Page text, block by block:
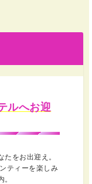
ルへお迎
をお出迎え。
ティーを楽しみ